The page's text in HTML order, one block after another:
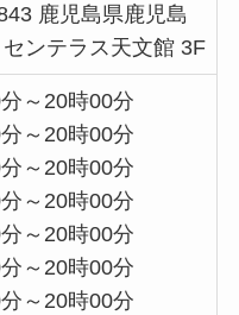
鹿児島県鹿児島
ンテラス天文館 3F
～20時00分
～20時00分
～20時00分
～20時00分
～20時00分
～20時00分
～20時00分